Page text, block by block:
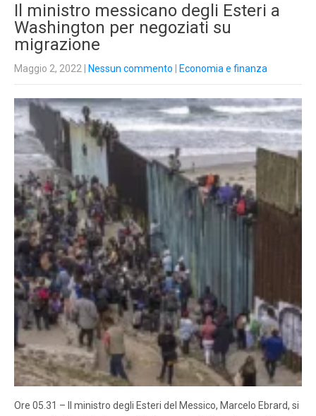
Il ministro messicano degli Esteri a
Washington per negoziati su
migrazione
Maggio 2, 2022 Nessun commento Economia e finanza
Ore 05.31 – Il ministro degli Esteri del Messico, Marcelo Ebrard, si